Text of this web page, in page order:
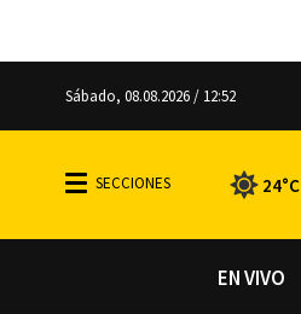
Sábado, 08.08.2026 / 12:52
24°C
EN VIVO